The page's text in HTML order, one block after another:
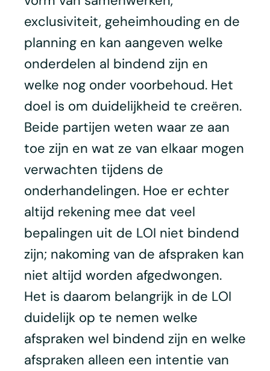
exclusiviteit, geheimhouding en de
planning en kan aangeven welke
onderdelen al bindend zijn en
welke nog onder voorbehoud. Het
doel is om duidelijkheid te creëren.
Beide partijen weten waar ze aan
toe zijn en wat ze van elkaar mogen
verwachten tijdens de
onderhandelingen. Hoe er echter
altijd rekening mee dat veel
bepalingen uit de LOI niet bindend
zijn; nakoming van de afspraken kan
niet altijd worden afgedwongen.
Het is daarom belangrijk in de LOI
duidelijk op te nemen welke
afspraken wel bindend zijn en welke
afspraken alleen een intentie van